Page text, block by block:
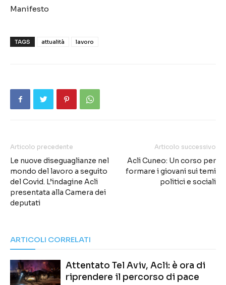
Manifesto
TAGS attualità lavoro
Articolo precedente
Le nuove diseguaglianze nel
mondo del lavoro a seguito
del Covid. L’indagine Acli
presentata alla Camera dei
deputati
Articolo successivo
Acli Cuneo: Un corso per
formare i giovani sui temi
politici e sociali
ARTICOLI CORRELATI
Attentato Tel Aviv, Acli: è ora di
riprendere il percorso di pace